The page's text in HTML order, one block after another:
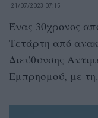
21/07/2023 07:15
Ένας 30χρονος
Τετάρτη από
Διεύθυνσης
Εμπρησμού, με